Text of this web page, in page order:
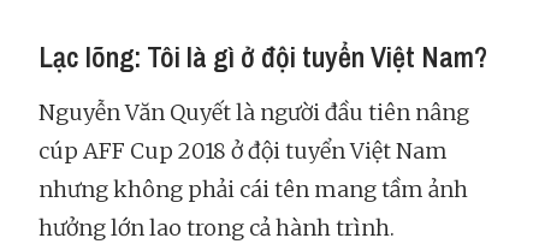
Lạc lõng: Tôi là gì ở đội tuyển Việt Nam?
Nguyễn Văn Quyết là người đầu tiên nâng
cúp AFF Cup 2018 ở đội tuyển Việt Nam
nhưng không phải cái tên mang tầm ảnh
hưởng lớn lao trong cả hành trình.